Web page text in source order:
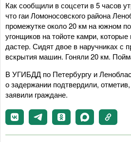
Как сообщили в соцсети в 5 часов
что гаи Ломоносовского района
промежутке около 20 км на южном
угонщиков на тойоте камри,
дастер. Сидят двое в наручниках с
вскрытия машин. Гоняли 20 км.
В УГИБДД по Петербургу и
о задержании подтвердили,
заявили граждане.